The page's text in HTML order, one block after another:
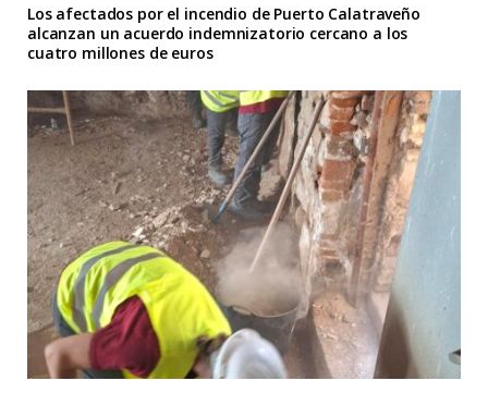
Los afectados por el incendio de Puerto Calatraveño
alcanzan un acuerdo indemnizatorio cercano a los
cuatro millones de euros